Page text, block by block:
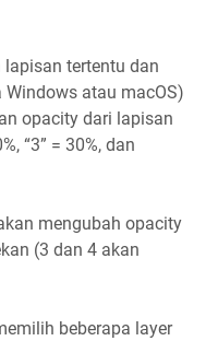
lapisan tertentu dan
atau macOS)
opacity dari lapisan
“3” = 30%, dan
mengubah opacity
(3 dan 4 akan
beberapa layer